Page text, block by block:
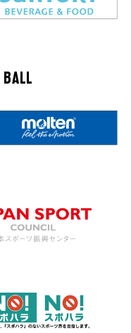
BALL